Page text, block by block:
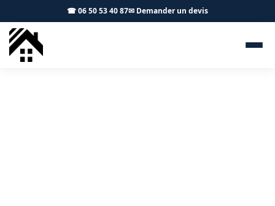
☎ 06 50 53 40 87✉ Demander un devis